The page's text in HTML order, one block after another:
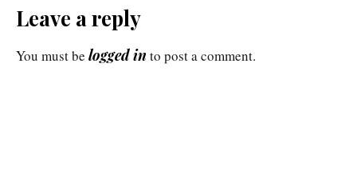
Leave a reply
You must be logged in to post a comment.